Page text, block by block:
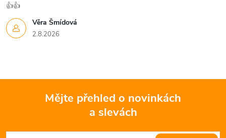
Věra Šmídová
2.8.2026
👍👍
Mějte přehled o novinkách
a slevách